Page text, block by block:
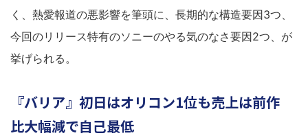
く、熱愛報道の悪影響を筆頭に、長期的な構造要因3つ、
今回のリリース特有のソニーのやる気のなさ要因2つ、が
挙げられる。
『バリア』初日はオリコン1位も売上は前作
比大幅減で自己最低